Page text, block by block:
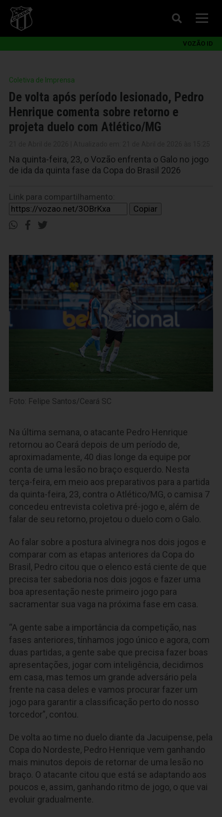
VOZÃO ID
Coletiva de Imprensa
De volta após período lesionado, Pedro
Henrique comenta sobre retorno e
projeta duelo com Atlético/MG
Na quinta-feira, 23, o Vozão enfrenta o Galo no jogo
de ida da quinta fase da Copa do Brasil 2026
Link para compartilhamento:
Copiar
Foto: Felipe Santos/Ceará SC
Na última semana, o atacante Pedro Henrique
retornou ao Ceará depois de um período de,
aproximadamente, 40 dias longe da equipe por
conta de uma lesão no braço esquerdo. Nesta
terça-feira, em meio aos preparativos para a partida
da quinta-feira, 23, contra o Atlético/MG, o camisa 7
concedeu entrevista coletiva pré-jogo e, além de
falar de seu retorno, projetou o duelo com o Galo.
Ao falar sobre a postura alvinegra nos dois jogos e
comparar com as etapas anteriores da Copa do
Brasil, Pedro citou que o elenco está ciente de que
precisa ter sabedoria nos dois jogos e fazer uma
boa apresentação neste primeiro jogo para
sacramentar sua vaga na próxima fase em casa.
“A gente sabe a importância da competição, nas
fases anteriores, tínhamos jogo único e agora, com
duas partidas, a gente sabe que precisa fazer boas
apresentações, jogar com inteligência, decidimos
em casa, mas temos um grande adversário pela
frente na casa deles e vamos procurar fazer um
jogo para garantir a classificação perto do nosso
torcedor”, contou.
De volta ao time no duelo diante da Jacuipense, pela
Copa do Nordeste, Pedro Henrique vem ganhando
mais minutos depois de retornar de uma lesão no
braço. O atacante citou que está se adaptando aos
poucos e, assim, ganhando ritmo de jogo, o que vai
evoluir gradualmente.